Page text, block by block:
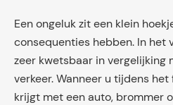
Een ongeluk zit een klein
consequenties hebben. In het
zeer kwetsbaar in vergelijking
verkeer. Wanneer u tijdens
krijgt met een auto, brommer